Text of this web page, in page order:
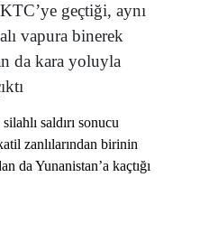
geçtiği, aynı
vapura binerek
da kara yoluyla
saldırı sonucu
zanlılarından birinin
da Yunanistan’a kaçtığı